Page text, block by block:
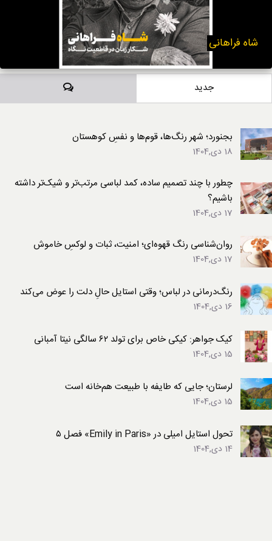
شاه فراهانی
جدید دیدگاه‌ها
بجنورد؛ شهر رنگ‌ها، قوم‌ها و نفسِ کوهستان
18 دی,1404
چطور با چند تصمیم ساده، کمد لباسی مرتب‌تر و شیک‌تر داشته
باشیم؟
17 دی,1404
روان‌شناسی رنگ قهوه‌ای؛ امنیت، ثبات و لوکسِ خاموش
17 دی,1404
رنگ‌درمانی در لباس؛ وقتی استایل حالِ دلت را عوض می‌کند
16 دی,1404
کیک جواهر: کیکی خاص برای تولد ۶۲ سالگی نیتا آمبانی
15 دی,1404
لرستان؛ جایی که طایفه با طبیعت هم‌خانه است
15 دی,1404
تحول استایل امیلی در «Emily in Paris» فصل ۵
14 دی,1404